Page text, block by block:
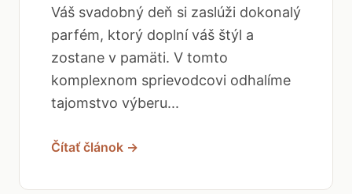
Váš svadobný deň si zaslúži dokonalý
parfém, ktorý doplní váš štýl a
zostane v pamäti. V tomto
komplexnom sprievodcovi odhalíme
tajomstvo výberu...
Čítať článok →